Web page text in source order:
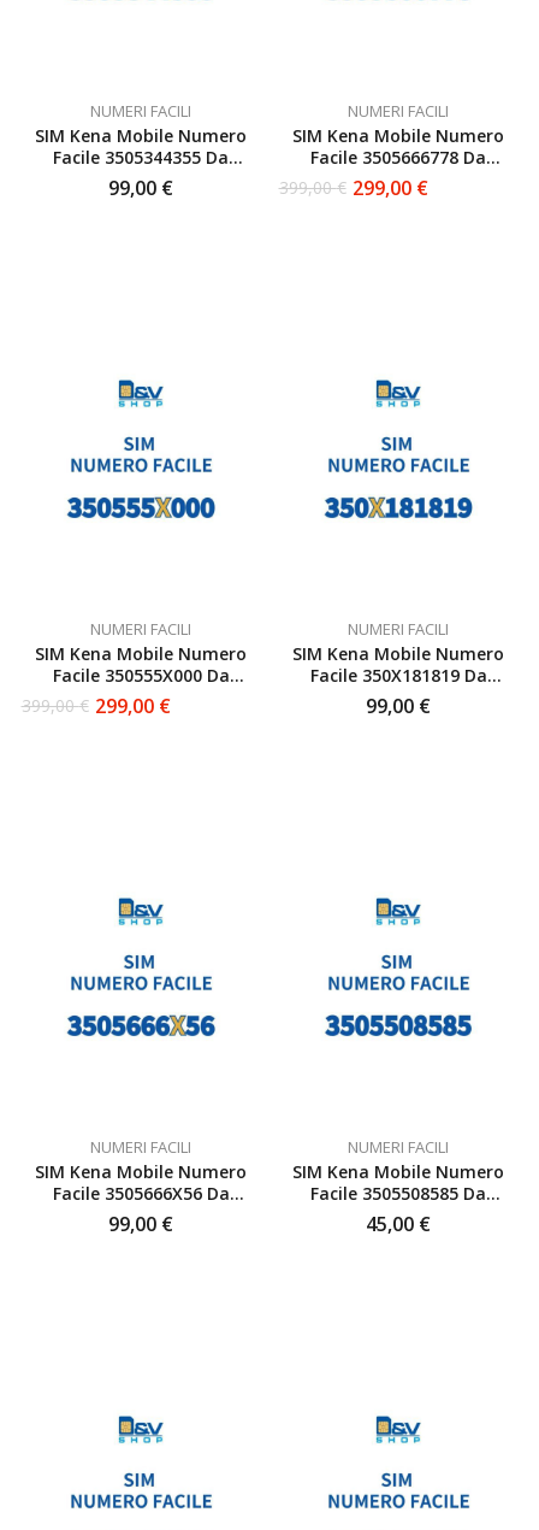
NUMERI FACILI
SIM Kena Mobile Numero
Facile 3505344355 Da
Attivare
99,00 €
NUMERI FACILI
SIM Kena Mobile Numero
Facile 3505666778 Da
Attivare
399,00€
Il 299,00 €
Il
NUMERI FACILI
SIM Kena Mobile Numero
Facile 350555X000 Da
Attivare
399,00€
Il 299,00 €
Il
NUMERI FACILI
SIM Kena Mobile Numero
Facile 350X181819 Da
Attivare
99,00 €
NUMERI FACILI
SIM Kena Mobile Numero
Facile 3505666X56 Da
Attivare
99,00 €
NUMERI FACILI
SIM Kena Mobile Numero
Facile 3505508585 Da
Attivare
45,00 €